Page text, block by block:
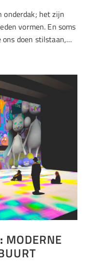
onderdak; het zijn
vormen. En soms
ons doen stilstaan,…
MODERNE